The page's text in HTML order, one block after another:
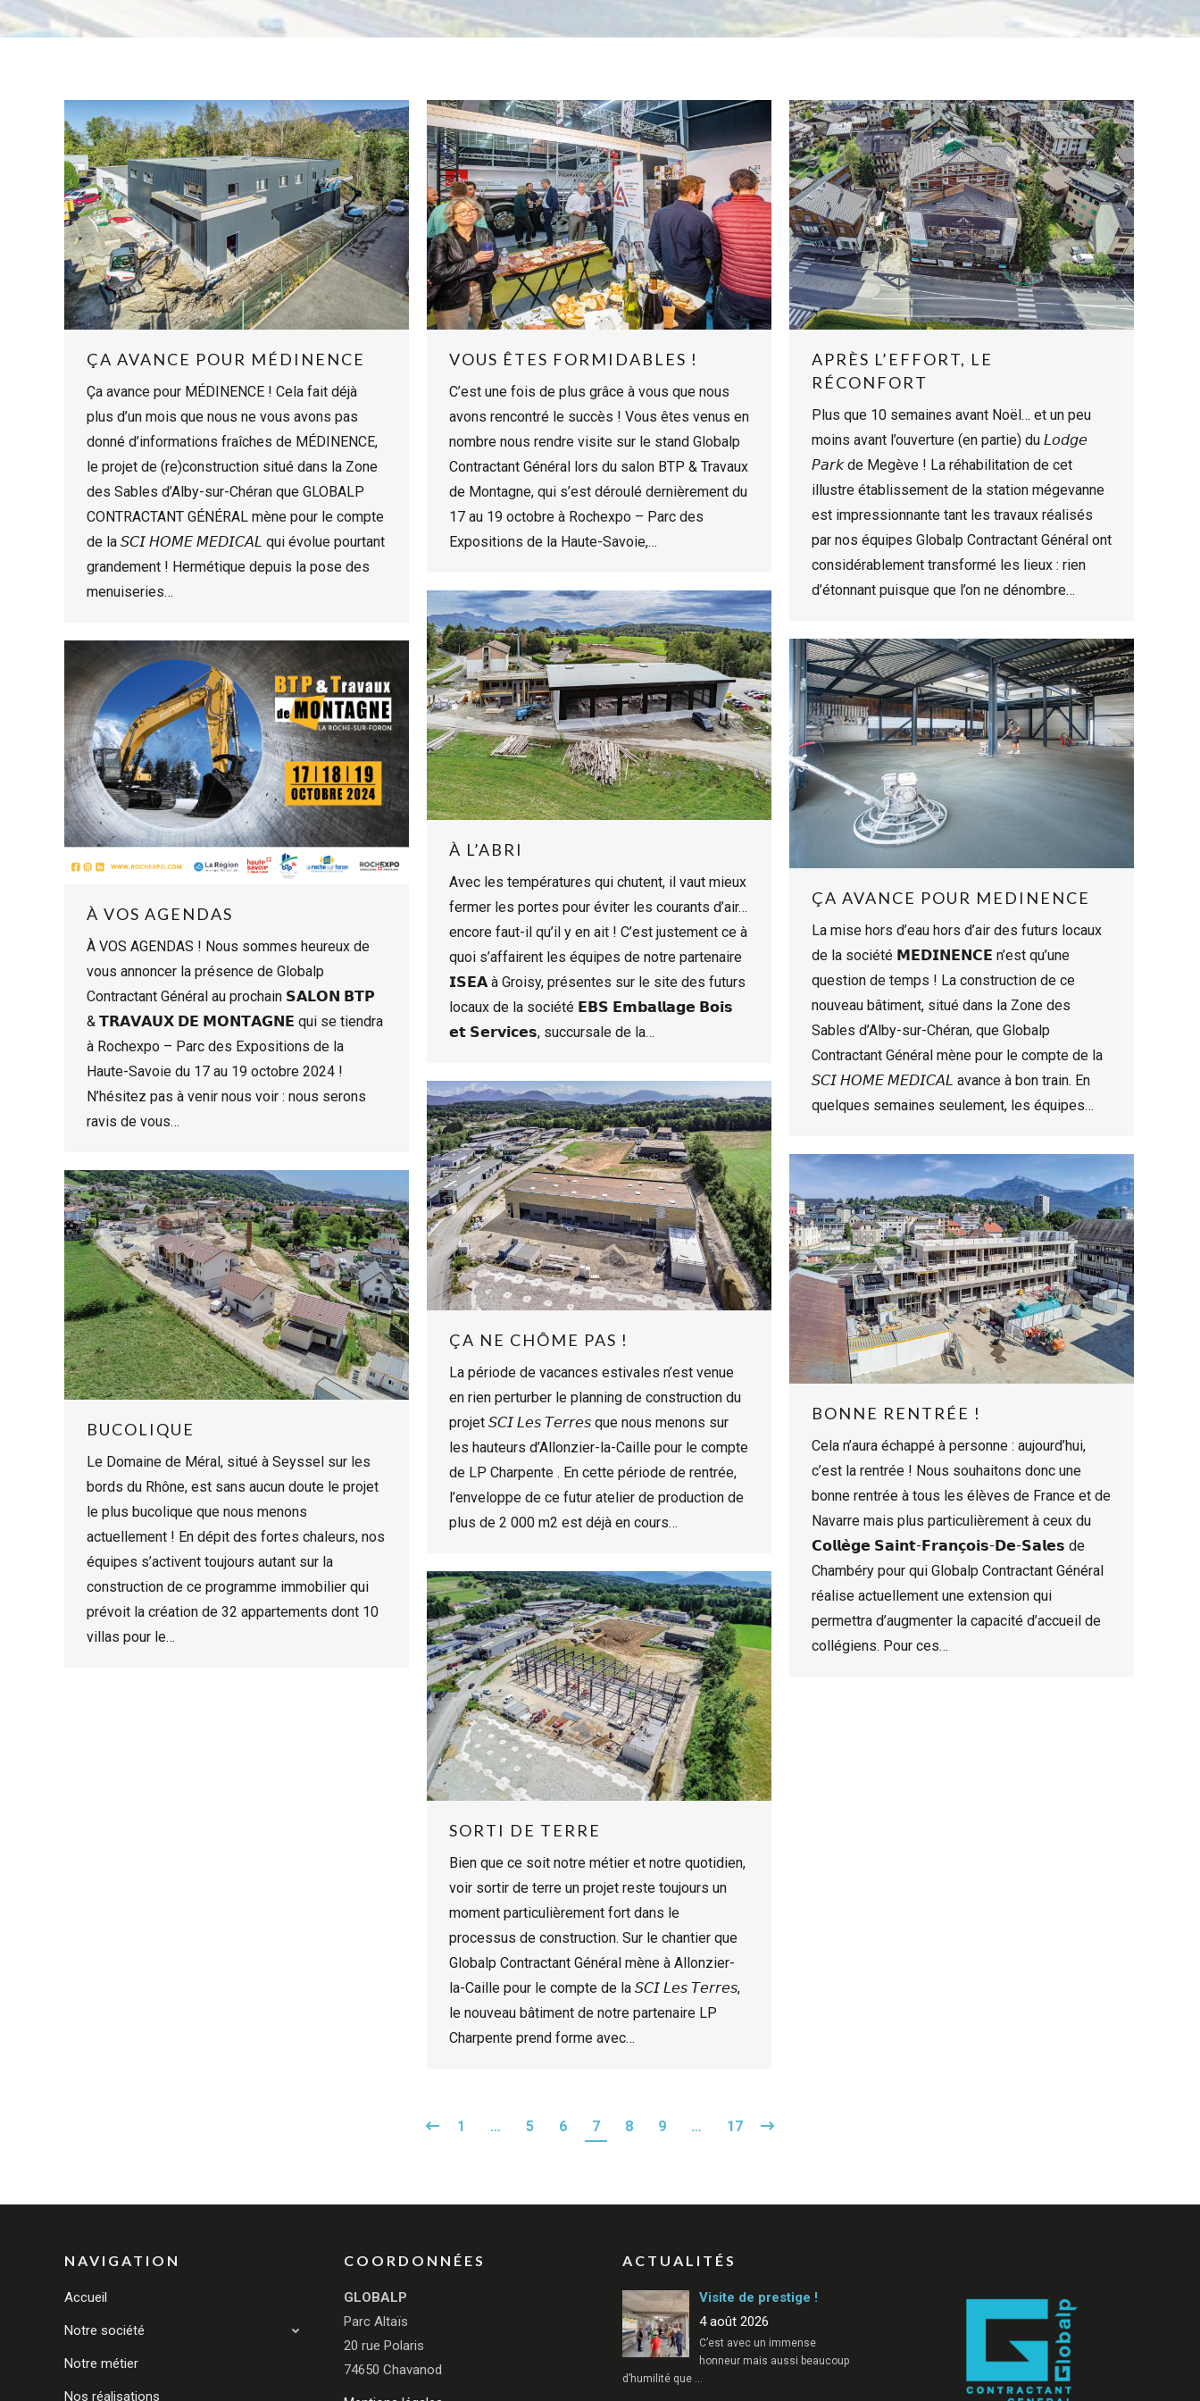
ÇA AVANCE POUR MÉDINENCE
Ça avance pour MÉDINENCE ! Cela fait déjà
plus d’un mois que nous ne vous avons pas
donné d’informations fraîches de MÉDINENCE,
le projet de (re)construction situé dans la Zone
des Sables d’Alby-sur-Chéran que GLOBALP
CONTRACTANT GÉNÉRAL mène pour le compte
de la 𝘚𝘊𝘐 𝘏𝘖𝘔𝘌 𝘔𝘌𝘋𝘐𝘊𝘈𝘓 qui évolue pourtant
grandement ! Hermétique depuis la pose des
menuiseries…
VOUS ÊTES FORMIDABLES !
C’est une fois de plus grâce à vous que nous
avons rencontré le succès ! Vous êtes venus en
nombre nous rendre visite sur le stand Globalp
Contractant Général lors du salon BTP & Travaux
de Montagne, qui s’est déroulé dernièrement du
17 au 19 octobre à Rochexpo – Parc des
Expositions de la Haute-Savoie,…
APRÈS L’EFFORT, LE
RÉCONFORT
Plus que 10 semaines avant Noël… et un peu
moins avant l’ouverture (en partie) du 𝘓𝘰𝘥𝘨𝘦
𝘗𝘢𝘳𝘬 de Megève ! La réhabilitation de cet
illustre établissement de la station mégevanne
est impressionnante tant les travaux réalisés
par nos équipes Globalp Contractant Général ont
considérablement transformé les lieux : rien
d’étonnant puisque que l’on ne dénombre…
À L’ABRI
Avec les températures qui chutent, il vaut mieux
fermer les portes pour éviter les courants d’air…
encore faut-il qu’il y en ait ! C’est justement ce à
quoi s’affairent les équipes de notre partenaire
𝗜𝗦𝗘𝗔 à Groisy, présentes sur le site des futurs
locaux de la société 𝗘𝗕𝗦 𝗘𝗺𝗯𝗮𝗹𝗹𝗮𝗴𝗲 𝗕𝗼𝗶𝘀
𝗲𝘁 𝗦𝗲𝗿𝘃𝗶𝗰𝗲𝘀, succursale de la…
ÇA AVANCE POUR MEDINENCE
La mise hors d’eau hors d’air des futurs locaux
de la société 𝗠𝗘𝗗𝗜𝗡𝗘𝗡𝗖𝗘 n’est qu’une
question de temps ! La construction de ce
nouveau bâtiment, situé dans la Zone des
Sables d’Alby-sur-Chéran, que Globalp
Contractant Général mène pour le compte de la
𝘚𝘊𝘐 𝘏𝘖𝘔𝘌 𝘔𝘌𝘋𝘐𝘊𝘈𝘓 avance à bon train. En
quelques semaines seulement, les équipes…
À VOS AGENDAS
À VOS AGENDAS ! Nous sommes heureux de
vous annoncer la présence de Globalp
Contractant Général au prochain 𝗦𝗔𝗟𝗢𝗡 𝗕𝗧𝗣
& 𝗧𝗥𝗔𝗩𝗔𝗨𝗫 𝗗𝗘 𝗠𝗢𝗡𝗧𝗔𝗚𝗡𝗘 qui se tiendra
à Rochexpo – Parc des Expositions de la
Haute-Savoie du 17 au 19 octobre 2024 !
N’hésitez pas à venir nous voir : nous serons
ravis de vous…
ÇA NE CHÔME PAS !
La période de vacances estivales n’est venue
en rien perturber le planning de construction du
projet 𝘚𝘊𝘐 𝘓𝘦𝘴 𝘛𝘦𝘳𝘳𝘦𝘴 que nous menons sur
les hauteurs d’Allonzier-la-Caille pour le compte
de LP Charpente . En cette période de rentrée,
l’enveloppe de ce futur atelier de production de
plus de 2 000 m2 est déjà en cours…
BONNE RENTRÉE !
Cela n’aura échappé à personne : aujourd’hui,
c’est la rentrée ! Nous souhaitons donc une
bonne rentrée à tous les élèves de France et de
Navarre mais plus particulièrement à ceux du
𝗖𝗼𝗹𝗹𝗲̀𝗴𝗲 𝗦𝗮𝗶𝗻𝘁-𝗙𝗿𝗮𝗻𝗰̧𝗼𝗶𝘀-𝗗𝗲-𝗦𝗮𝗹𝗲𝘀 de
Chambéry pour qui Globalp Contractant Général
réalise actuellement une extension qui
permettra d’augmenter la capacité d’accueil de
collégiens. Pour ces…
BUCOLIQUE
Le Domaine de Méral, situé à Seyssel sur les
bords du Rhône, est sans aucun doute le projet
le plus bucolique que nous menons
actuellement ! En dépit des fortes chaleurs, nos
équipes s’activent toujours autant sur la
construction de ce programme immobilier qui
prévoit la création de 32 appartements dont 10
villas pour le…
SORTI DE TERRE
Bien que ce soit notre métier et notre quotidien,
voir sortir de terre un projet reste toujours un
moment particulièrement fort dans le
processus de construction. Sur le chantier que
Globalp Contractant Général mène à Allonzier-
la-Caille pour le compte de la 𝘚𝘊𝘐 𝘓𝘦𝘴 𝘛𝘦𝘳𝘳𝘦𝘴,
le nouveau bâtiment de notre partenaire LP
Charpente prend forme avec…
1 … 5 6 7 8 9 … 17
NAVIGATION
Accueil
Notre société
Notre métier
Nos réalisations
COORDONNÉES
GLOBALP
Parc Altaïs
20 rue Polaris
74650 Chavanod
ACTUALITÉS
Visite de prestige !
4 août 2026
C’est avec un immense
honneur mais aussi beaucoup
d’humilité que …